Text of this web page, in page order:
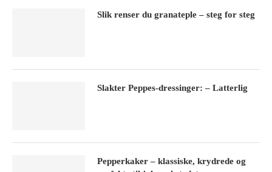
Slik renser du granateple – steg for steg
Slakter Peppes-dressinger: – Latterlig
Pepperkaker – klassiske, krydrede og